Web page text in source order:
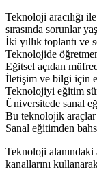
Teknoloji aracılığı
sırasında sorunlar
İki yıllık toplantı ve
Teknolojide
Eğitsel açıdan
İletişim ve bilgi için
Teknolojiyi eğitim
Üniversitede sanal
Bu teknolojik
Sanal eğitimden
Teknoloji alanındaki
kanallarını